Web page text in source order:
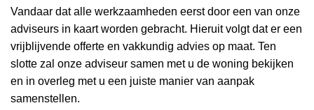
Vandaar dat alle werkzaamheden eerst door een van onze
adviseurs in kaart worden gebracht. Hieruit volgt dat er een
vrijblijvende offerte en vakkundig advies op maat. Ten
slotte zal onze adviseur samen met u de woning bekijken
en in overleg met u een juiste manier van aanpak
samenstellen.